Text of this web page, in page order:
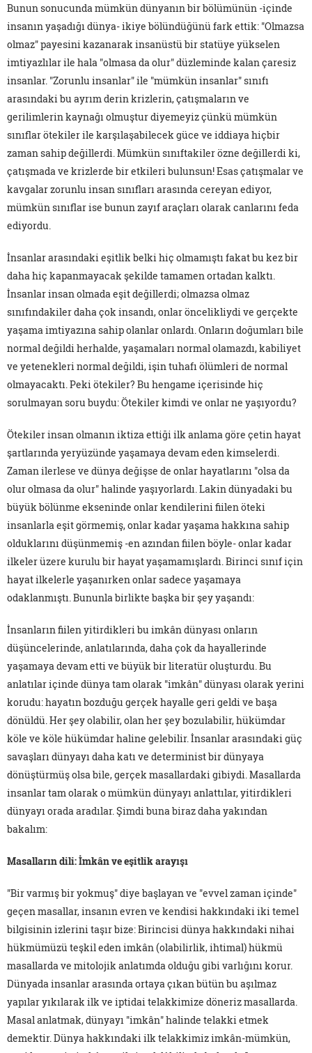
Bunun sonucunda mümkün dünyanın bir bölümünün -içinde
insanın yaşadığı dünya- ikiye bölündüğünü fark ettik: "Olmazsa
olmaz" payesini kazanarak insanüstü bir statüye yükselen
imtiyazlılar ile hala "olmasa da olur" düzleminde kalan çaresiz
insanlar. "Zorunlu insanlar" ile "mümkün insanlar" sınıfı
arasındaki bu ayrım derin krizlerin, çatışmaların ve
gerilimlerin kaynağı olmuştur diyemeyiz çünkü mümkün
sınıflar ötekiler ile karşılaşabilecek güce ve iddiaya hiçbir
zaman sahip değillerdi. Mümkün sınıftakiler özne değillerdi ki,
çatışmada ve krizlerde bir etkileri bulunsun! Esas çatışmalar ve
kavgalar zorunlu insan sınıfları arasında cereyan ediyor,
mümkün sınıflar ise bunun zayıf araçları olarak canlarını feda
ediyordu.
İnsanlar arasındaki eşitlik belki hiç olmamıştı fakat bu kez bir
daha hiç kapanmayacak şekilde tamamen ortadan kalktı.
İnsanlar insan olmada eşit değillerdi; olmazsa olmaz
sınıfındakiler daha çok insandı, onlar öncelikliydi ve gerçekte
yaşama imtiyazına sahip olanlar onlardı. Onların doğumları bile
normal değildi herhalde, yaşamaları normal olamazdı, kabiliyet
ve yetenekleri normal değildi, işin tuhafı ölümleri de normal
olmayacaktı. Peki ötekiler? Bu hengame içerisinde hiç
sorulmayan soru buydu: Ötekiler kimdi ve onlar ne yaşıyordu?
Ötekiler insan olmanın iktiza ettiği ilk anlama göre çetin hayat
şartlarında yeryüzünde yaşamaya devam eden kimselerdi.
Zaman ilerlese ve dünya değişse de onlar hayatlarını "olsa da
olur olmasa da olur" halinde yaşıyorlardı. Lakin dünyadaki bu
büyük bölünme ekseninde onlar kendilerini fiilen öteki
insanlarla eşit görmemiş, onlar kadar yaşama hakkına sahip
olduklarını düşünmemiş -en azından fiilen böyle- onlar kadar
ilkeler üzere kurulu bir hayat yaşamamışlardı. Birinci sınıf için
hayat ilkelerle yaşanırken onlar sadece yaşamaya
odaklanmıştı. Bununla birlikte başka bir şey yaşandı:
İnsanların fiilen yitirdikleri bu imkân dünyası onların
düşüncelerinde, anlatılarında, daha çok da hayallerinde
yaşamaya devam etti ve büyük bir literatür oluşturdu. Bu
anlatılar içinde dünya tam olarak "imkân" dünyası olarak yerini
korudu: hayatın bozduğu gerçek hayalle geri geldi ve başa
dönüldü. Her şey olabilir, olan her şey bozulabilir, hükümdar
köle ve köle hükümdar haline gelebilir. İnsanlar arasındaki güç
savaşları dünyayı daha katı ve determinist bir dünyaya
dönüştürmüş olsa bile, gerçek masallardaki gibiydi. Masallarda
insanlar tam olarak o mümkün dünyayı anlattılar, yitirdikleri
dünyayı orada aradılar. Şimdi buna biraz daha yakından
bakalım:
Masalların dili: İmkân ve eşitlik arayışı
"Bir varmış bir yokmuş" diye başlayan ve "evvel zaman içinde"
geçen masallar, insanın evren ve kendisi hakkındaki iki temel
bilgisinin izlerini taşır bize: Birincisi dünya hakkındaki nihai
hükmümüzü teşkil eden imkân (olabilirlik, ihtimal) hükmü
masallarda ve mitolojik anlatımda olduğu gibi varlığını korur.
Dünyada insanlar arasında ortaya çıkan bütün bu aşılmaz
yapılar yıkılarak ilk ve iptidai telakkimize döneriz masallarda.
Masal anlatmak, dünyayı "imkân" halinde telakki etmek
demektir. Dünya hakkındaki ilk telakkimiz imkân-mümkün,